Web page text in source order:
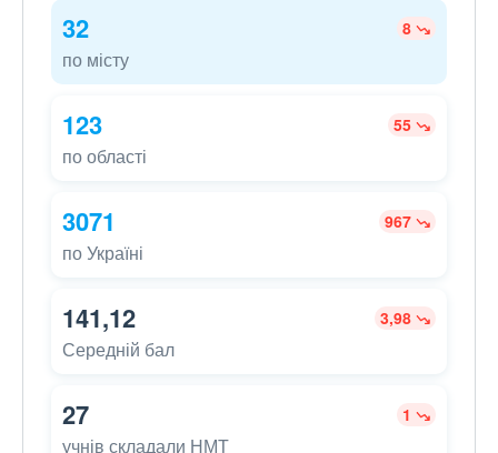
32 8
по місту
123 55
по області
3071 967
по Україні
141,12 3,98
Середній бал
27 1
учнів складали НМТ